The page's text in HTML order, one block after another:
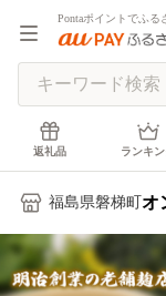
Pontaポイントでふる
返礼品 ランキ
福島県磐梯町 オ